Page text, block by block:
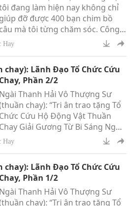
đang làm hiện nay không chỉ
giúp đỡ được 400 bạn chim bồ
câu mà tôi từng chăm sóc. Công
tôi đang làm hiện nay là giúp
đỡ hàng nghìn bạn chim bồ câu
nay là trên toàn thế giới.
Hay
chay): Lãnh Đạo Tổ Chức Cứu
Phần 2/2
Ngài Thanh Hải Vô Thượng Sư
chay): “Tri ân trao tặng Tổ
Chức Cứu Hộ Động Vật Thuần
Chay Giải Gương Từ Bi Sáng Ngời
Giới cùng khoản đóng góp
tượng trưng khiêm tốn 10.000 Mỹ
chức, hầu ghi nhận sự cống
hiến tận tụy trong việc cứu hộ và
bảo vệ những chúng sinh-động
nhỏ bé bị bỏ rơi, thiếu sự
Hay
chay): Lãnh Đạo Tổ Chức Cứu
Phần 1/2
Ngài Thanh Hải Vô Thượng Sư
chay): “Tri ân trao tặng Tổ